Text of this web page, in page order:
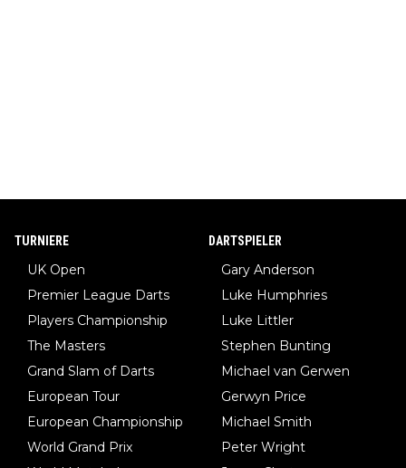
TURNIERE
UK Open
Premier League Darts
Players Championship
The Masters
Grand Slam of Darts
European Tour
European Championship
World Grand Prix
DARTSPIELER
Gary Anderson
Luke Humphries
Luke Littler
Stephen Bunting
Michael van Gerwen
Gerwyn Price
Michael Smith
Peter Wright